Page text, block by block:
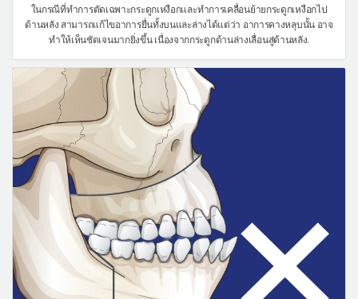
ในกรณีที่ทำการตัดเฉพาะกระดูกเหงือกและทำการเคลื่อนย้ายกระดูกเหงือกไป
ด้านหลัง สามารถแก้ไขอาการยื่นทั้งบนและล่างได้แต่ว่า อาการคางหลุบนั้น อาจ
ทำให้เห็นชัดเจนมากยิ่งขึ้น เนื่องจากกระดูกด้านล่างเลื่อนสู่ด้านหลัง.